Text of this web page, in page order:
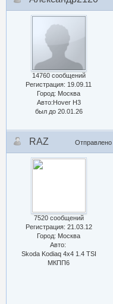
14760 сообщений
Регистрация: 19.09.11
Город: Москва
Авто:Hover H3
был до 20.01.26
RAZ Отправлено
7520 сообщений
Регистрация: 21.03.12
Город: Москва
Авто:
Skoda Kodiaq 4x4 1.4 TSI
МКПП6